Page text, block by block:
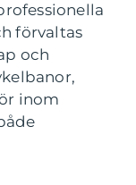
förvaltas
och
inom